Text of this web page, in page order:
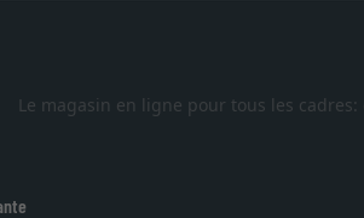
Le magasin en ligne pour tous les